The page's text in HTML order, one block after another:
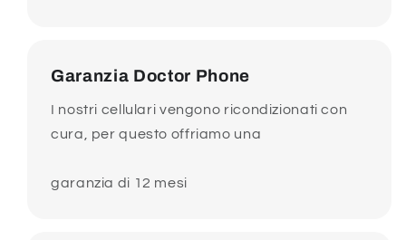
Garanzia Doctor Phone
I nostri cellulari vengono ricondizionati con
cura, per questo offriamo una
garanzia di 12 mesi